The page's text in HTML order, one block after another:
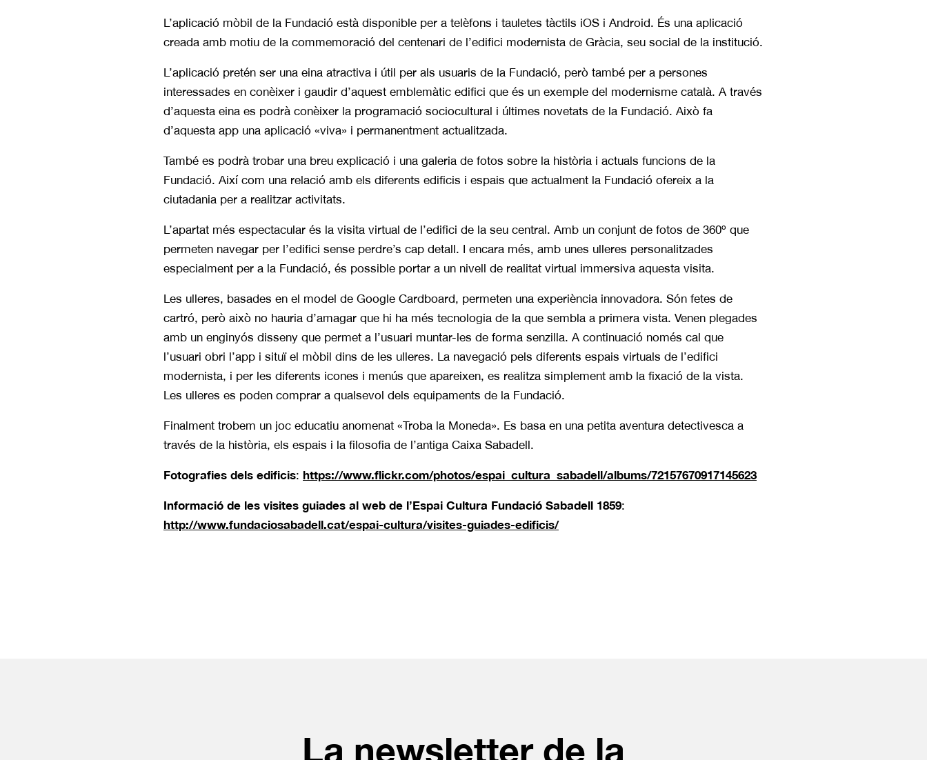
L’aplicació mòbil de la Fundació està disponible per a telèfons i tauletes tàctils iOS i Android. És una aplicació
creada amb motiu de la commemoració del centenari de l’edifici modernista de Gràcia, seu social de la institució.
L’aplicació pretén ser una eina atractiva i útil per als usuaris de la Fundació, però també per a persones
interessades en conèixer i gaudir d’aquest emblemàtic edifici que és un exemple del modernisme català. A través
d’aquesta eina es podrà conèixer la programació sociocultural i últimes novetats de la Fundació. Això fa
d’aquesta app una aplicació «viva» i permanentment actualitzada.
També es podrà trobar una breu explicació i una galeria de fotos sobre la història i actuals funcions de la
Fundació. Així com una relació amb els diferents edificis i espais que actualment la Fundació ofereix a la
ciutadania per a realitzar activitats.
L’apartat més espectacular és la visita virtual de l’edifici de la seu central. Amb un conjunt de fotos de 360º que
permeten navegar per l’edifici sense perdre’s cap detall. I encara més, amb unes ulleres personalitzades
especialment per a la Fundació, és possible portar a un nivell de realitat virtual immersiva aquesta visita.
Les ulleres, basades en el model de Google Cardboard, permeten una experiència innovadora. Són fetes de
cartró, però això no hauria d’amagar que hi ha més tecnologia de la que sembla a primera vista. Venen plegades
amb un enginyós disseny que permet a l’usuari muntar-les de forma senzilla. A continuació només cal que
l’usuari obri l’app i situï el mòbil dins de les ulleres. La navegació pels diferents espais virtuals de l’edifici
modernista, i per les diferents icones i menús que apareixen, es realitza simplement amb la fixació de la vista.
Les ulleres es poden comprar a qualsevol dels equipaments de la Fundació.
Finalment trobem un joc educatiu anomenat «Troba la Moneda». Es basa en una petita aventura detectivesca a
través de la història, els espais i la filosofia de l’antiga Caixa Sabadell.
Fotografies dels edificis: https://www.flickr.com/photos/espai_cultura_sabadell/albums/72157670917145623
Informació de les visites guiades al web de l’Espai Cultura Fundació Sabadell 1859:
http://www.fundaciosabadell.cat/espai-cultura/visites-guiades-edificis/
La newsletter de la